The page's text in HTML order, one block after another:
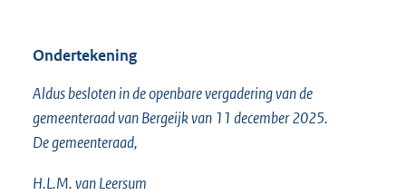
Ondertekening
Aldus besloten in de openbare vergadering van de
gemeenteraad van Bergeijk van 11 december 2025.
De gemeenteraad,
H.L.M. van Leersum